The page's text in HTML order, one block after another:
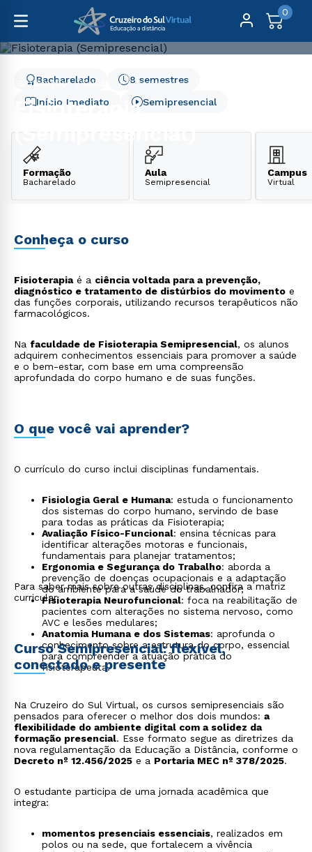
0
Graduação Saúde Fisioterapia (Semipresencial)
Fisioterapia
(Semipresencial)
Início Imediato
8 semestres
Bacharelado
Semipresencial
Formação
Bacharelado
Aula
Semipresencial
Campus
Virtual
Conheça o curso
Fisioterapiaé a ciência voltada para a prevenção,
diagnóstico e tratamento de distúrbios do movimento e
das funções corporais, utilizando recursos terapêuticos não
farmacológicos.
Na faculdade de Fisioterapia Semipresencial, os alunos
adquirem conhecimentos essenciais para promover a saúde
e o bem-estar, com base em uma compreensão
aprofundada do corpo humano e de suas funções.
O que você vai aprender?
O currículo do curso inclui disciplinas fundamentais.
Fisiologia Geral e Humana: estuda o funcionamento
dos sistemas do corpo humano, servindo de base
para todas as práticas da Fisioterapia;
Avaliação Físico-Funcional: ensina técnicas para
identificar alterações motoras e funcionais,
fundamentais para planejar tratamentos;
Ergonomia e Segurança do Trabalho: aborda a
prevenção de doenças ocupacionais e a adaptação
do ambiente para a saúde do trabalhador;
Fisioterapia Neurofuncional: foca na reabilitação de
pacientes com alterações no sistema nervoso, como
AVC e lesões medulares;
Anatomia Humana e dos Sistemas: aprofunda o
conhecimento sobre a estrutura do corpo, essencial
para compreender a atuação prática do
fisioterapeuta.
Para saber mais sobre outras disciplinas, confira a matriz
curricular.
Curso Semipresencial: flexível,
conectado e presente
Na Cruzeiro do Sul Virtual, os cursos semipresenciais são
pensados para oferecer o melhor dos dois mundos: a
flexibilidade do ambiente digital com a solidez da
formação presencial. Esse formato segue as diretrizes da
nova regulamentação da Educação a Distância, conforme o
Decreto nº 12.456/2025 e a Portaria MEC nº 378/2025.
O estudante participa de uma jornada acadêmica que
integra:
momentos presenciais essenciais, realizados em
polos ou na sede, que fortalecem a vivência